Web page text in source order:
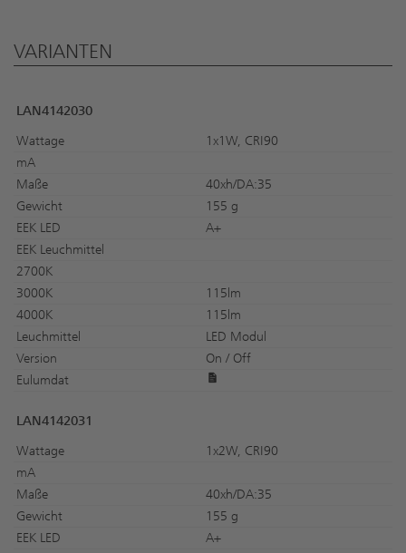
VARIANTEN
LAN4142030
Wattage
1x1W, CRI90
mA
Maße
40xh/DA:35
Gewicht
155 g
EEK LED
A+
EEK Leuchmittel
2700K
3000K
115lm
4000K
115lm
Leuchmittel
LED Modul
Version
On / Off
Eulumdat
LAN4142031
Wattage
1x2W, CRI90
mA
Maße
40xh/DA:35
Gewicht
155 g
EEK LED
A+